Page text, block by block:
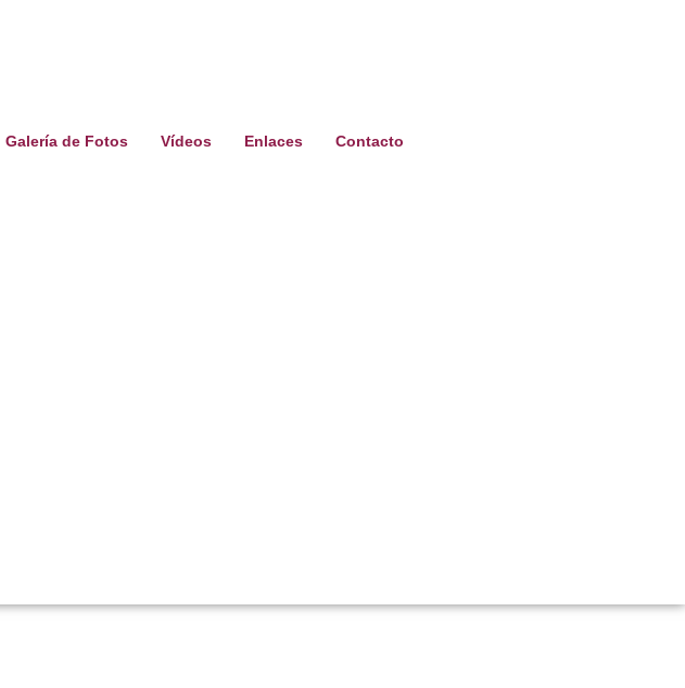
Galería de Fotos Vídeos Enlaces Contacto